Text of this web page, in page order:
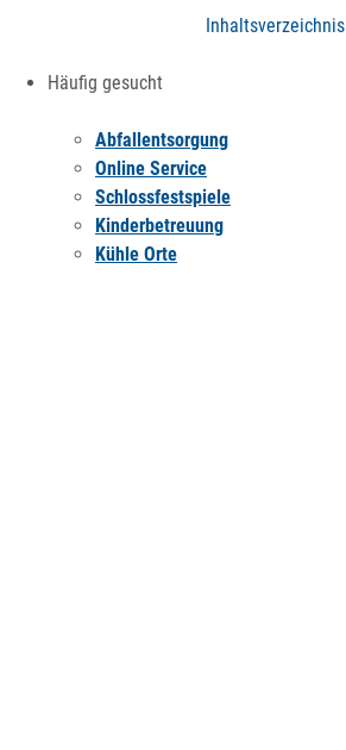
Inhaltsverzeichnis
Häufig gesucht
Abfallentsorgung
Online Service
Schlossfestspiele
Kinderbetreuung
Kühle Orte